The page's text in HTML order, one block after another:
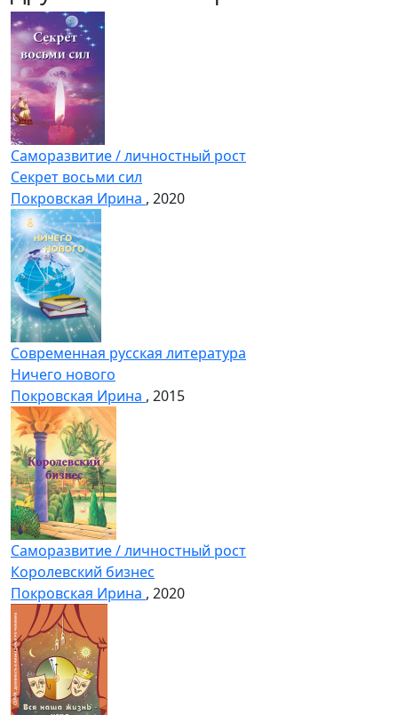
Саморазвитие / личностный рост
Секрет восьми сил
Покровская Ирина , 2020
Современная русская литература
Ничего нового
Покровская Ирина , 2015
Саморазвитие / личностный рост
Королевский бизнес
Покровская Ирина , 2020